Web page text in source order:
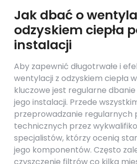
Jak dbać o
odzyskiem ciepła
instalacji
Aby zapewnić długotrwałe i
wentylacji z odzyskiem ciepła
kluczowe jest regularne
jego instalacji. Przede
przeprowadzanie regularnych
technicznych przez
specjalistów, którzy ocenią
jego komponentów. Często